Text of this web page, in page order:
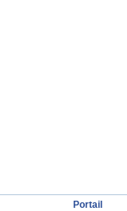
Portail